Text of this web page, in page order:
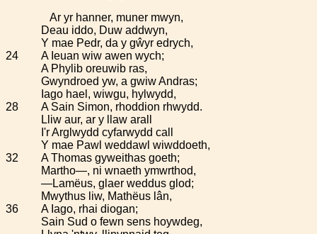
Ar yr hanner, muner mwyn,
Deau iddo, Duw addwyn,
Y mae Pedr, da y gŵyr edrych,
24
A Ieuan wiw awen wych;
A Phylib oreuwib ras,
Gwyndroed yw, a gwiw Andras;
Iago hael, wiwgu, hylwydd,
28
A Sain Simon, rhoddion rhwydd.
Lliw aur, ar y llaw arall
I'r Arglwydd cyfarwydd call
Y mae Pawl weddawl wiwddoeth,
32
A Thomas gyweithas goeth;
Martho—, ni wnaeth ymwrthod,
—Lamëus, glaer weddus glod;
Mwythus liw, Mathëus lân,
36
A Iago, rhai diogan;
Sain Sud o fewn sens hoywdeg,